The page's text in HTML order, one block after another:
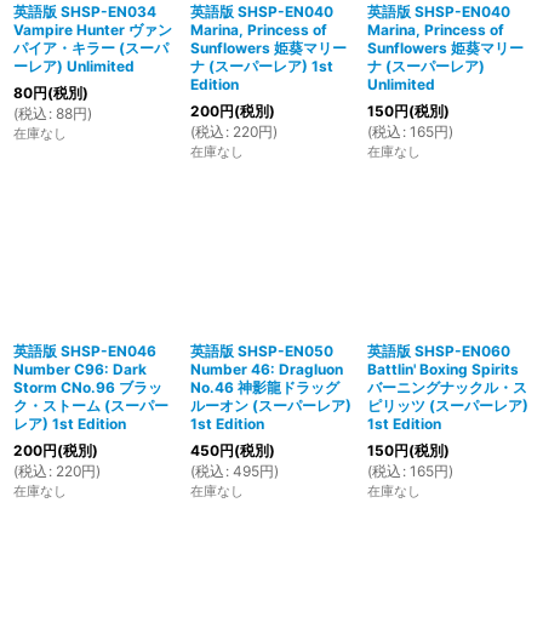
英語版 SHSP-EN034
Vampire Hunter ヴァン
パイア・キラー (スーパ
ーレア) Unlimited
80円(税別)
(税込 : 88円)
在庫なし
英語版 SHSP-EN040
Marina, Princess of
Sunflowers 姫葵マリー
ナ (スーパーレア) 1st
Edition
200円(税別)
(税込 : 220円)
在庫なし
英語版 SHSP-EN040
Marina, Princess of
Sunflowers 姫葵マリー
ナ (スーパーレア)
Unlimited
150円(税別)
(税込 : 165円)
在庫なし
英語版 SHSP-EN046
Number C96: Dark
Storm CNo.96 ブラッ
ク・ストーム (スーパー
レア) 1st Edition
200円(税別)
(税込 : 220円)
在庫なし
英語版 SHSP-EN050
Number 46: Dragluon
No.46 神影龍ドラッグ
ルーオン (スーパーレア)
1st Edition
450円(税別)
(税込 : 495円)
在庫なし
英語版 SHSP-EN060
Battlin' Boxing Spirits
バーニングナックル・ス
ピリッツ (スーパーレア)
1st Edition
150円(税別)
(税込 : 165円)
在庫なし